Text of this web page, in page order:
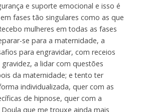
e suporte emocional e isso é
fases tão singulares como as que
mulheres em todas as fases
se para a maternidade, a
para engravidar, com receios
a lidar com questões
da maternidade; e tento ter
individualizada, quer com as
de hipnose, quer com a
que me trouxe ainda mais